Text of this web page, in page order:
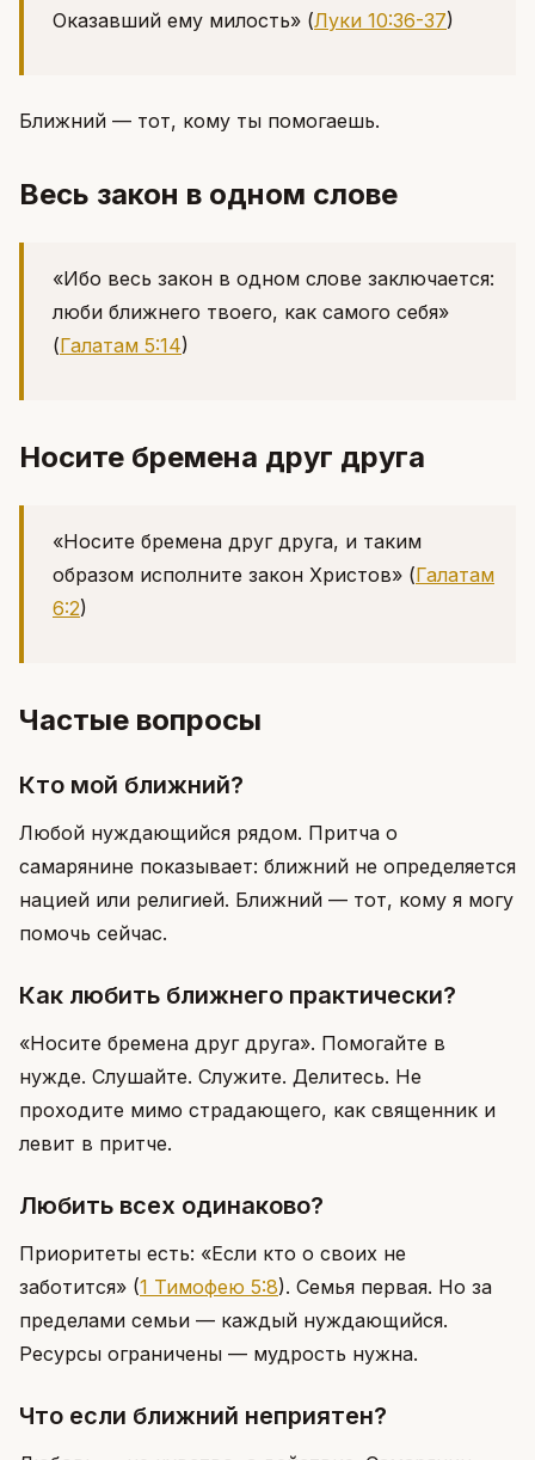
Оказавший ему милость» (Луки 10:36-37)
Ближний — тот, кому ты помогаешь.
Весь закон в одном слове
«Ибо весь закон в одном слове заключается:
люби ближнего твоего, как самого себя»
(Галатам 5:14)
Носите бремена друг друга
«Носите бремена друг друга, и таким
образом исполните закон Христов» (Галатам
6:2)
Частые вопросы
Кто мой ближний?
Любой нуждающийся рядом. Притча о
самарянине показывает: ближний не определяется
нацией или религией. Ближний — тот, кому я могу
помочь сейчас.
Как любить ближнего практически?
«Носите бремена друг друга». Помогайте в
нужде. Слушайте. Служите. Делитесь. Не
проходите мимо страдающего, как священник и
левит в притче.
Любить всех одинаково?
Приоритеты есть: «Если кто о своих не
заботится» (1 Тимофею 5:8). Семья первая. Но за
пределами семьи — каждый нуждающийся.
Ресурсы ограничены — мудрость нужна.
Что если ближний неприятен?